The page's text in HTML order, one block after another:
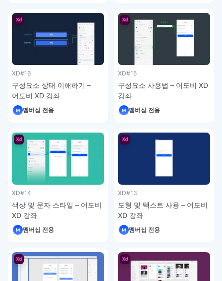
XD#16
구성요소 상태 이해하기 –
어도비 XD 강좌
멤버십 전용
XD#15
구성요소 사용법 – 어도비 XD
강좌
멤버십 전용
XD#14
색상 및 문자 스타일 – 어도비
XD 강좌
멤버십 전용
XD#13
도형 및 텍스트 사용 – 어도비
XD 강좌
멤버십 전용